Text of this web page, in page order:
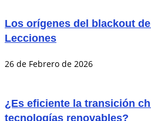
Los orígenes del blackout
Lecciones
26 de Febrero de 2026
¿Es eficiente la transición
tecnologías renovables?